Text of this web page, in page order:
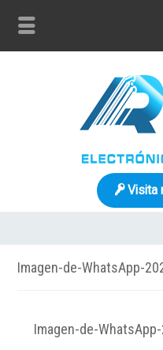
Visita
Imagen-de-WhatsApp-
Imagen-de-